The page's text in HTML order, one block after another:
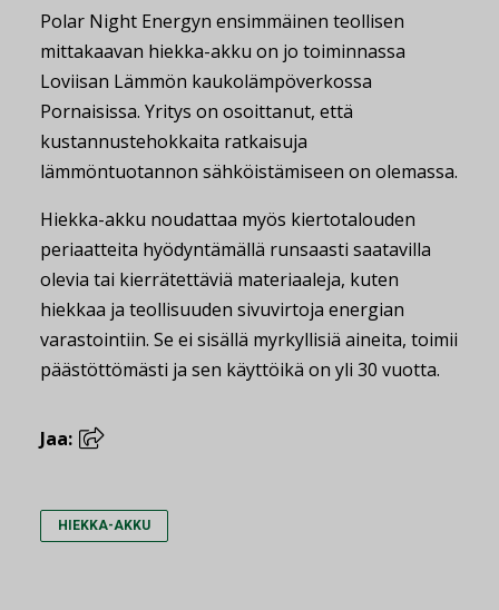
Polar Night Energyn ensimmäinen teollisen
mittakaavan hiekka-akku on jo toiminnassa
Loviisan Lämmön kaukolämpöverkossa
Pornaisissa. Yritys on osoittanut, että
kustannustehokkaita ratkaisuja
lämmöntuotannon sähköistämiseen on olemassa.
Hiekka-akku noudattaa myös kiertotalouden
periaatteita hyödyntämällä runsaasti saatavilla
olevia tai kierrätettäviä materiaaleja, kuten
hiekkaa ja teollisuuden sivuvirtoja energian
varastointiin. Se ei sisällä myrkyllisiä aineita, toimii
päästöttömästi ja sen käyttöikä on yli 30 vuotta.
Jaa:
HIEKKA-AKKU